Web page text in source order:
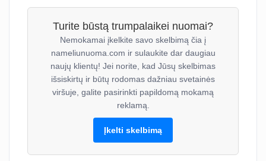
Turite būstą trumpalaikei nuomai?
Nemokamai įkelkite savo skelbimą čia į
nameliunuoma.com ir sulaukite dar daugiau
naujų klientų! Jei norite, kad Jūsų skelbimas
išsiskirtų ir būtų rodomas dažniau svetainės
viršuje, galite pasirinkti papildomą mokamą
reklamą.
Įkelti skelbimą